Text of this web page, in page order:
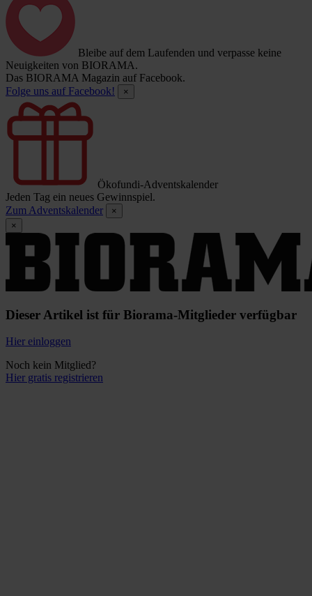
Bleibe auf dem Laufenden und verpasse keine
Neuigkeiten von BIORAMA.
Das BIORAMA Magazin auf Facebook.
Folge uns auf Facebook!
×
Ökofundi-Adventskalender
Jeden Tag ein neues Gewinnspiel.
Zum Adventskalender
×
×
Dieser Artikel ist für Biorama-Mitglieder verfügbar
Hier einloggen
Noch kein Mitglied?
Hier gratis registrieren